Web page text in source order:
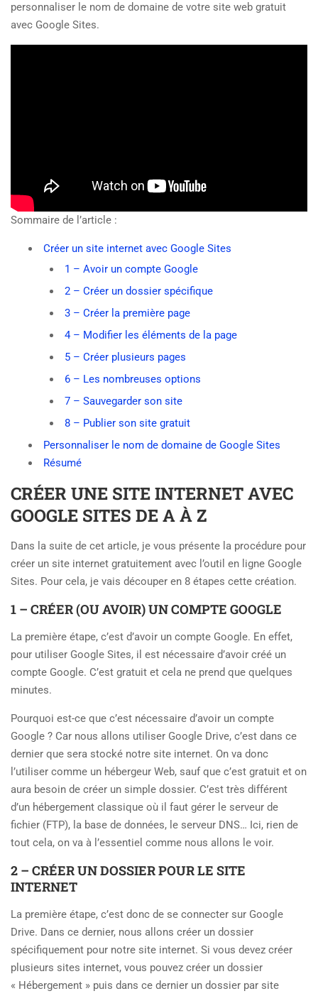
personnaliser le nom de domaine de votre site web gratuit
avec Google Sites.
Sommaire de l’article :
Créer un site internet avec Google Sites
1 – Avoir un compte Google
2 – Créer un dossier spécifique
3 – Créer la première page
4 – Modifier les éléments de la page
5 – Créer plusieurs pages
6 – Les nombreuses options
7 – Sauvegarder son site
8 – Publier son site gratuit
Personnaliser le nom de domaine de Google Sites
Résumé
CRÉER UNE SITE INTERNET AVEC
GOOGLE SITES DE A À Z
Dans la suite de cet article, je vous présente la procédure pour
créer un site internet gratuitement avec l’outil en ligne Google
Sites. Pour cela, je vais découper en 8 étapes cette création.
1 – CRÉER (OU AVOIR) UN COMPTE GOOGLE
La première étape, c’est d’avoir un compte Google. En effet,
pour utiliser Google Sites, il est nécessaire d’avoir créé un
compte Google. C’est gratuit et cela ne prend que quelques
minutes.
Pourquoi est-ce que c’est nécessaire d’avoir un compte
Google ? Car nous allons utiliser Google Drive, c’est dans ce
dernier que sera stocké notre site internet. On va donc
l’utiliser comme un hébergeur Web, sauf que c’est gratuit et on
aura besoin de créer un simple dossier. C’est très différent
d’un hébergement classique où il faut gérer le serveur de
fichier (FTP), la base de données, le serveur DNS… Ici, rien de
tout cela, on va à l’essentiel comme nous allons le voir.
2 – CRÉER UN DOSSIER POUR LE SITE
INTERNET
La première étape, c’est donc de se connecter sur Google
Drive. Dans ce dernier, nous allons créer un dossier
spécifiquement pour notre site internet. Si vous devez créer
plusieurs sites internet, vous pouvez créer un dossier
« Hébergement » puis dans ce dernier un dossier par site